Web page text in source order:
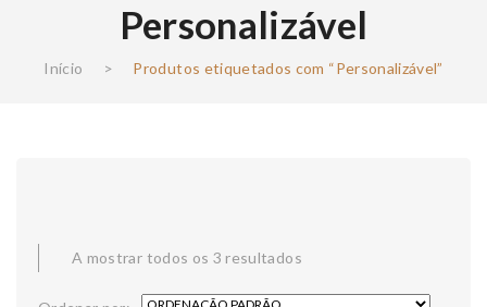
Personalizável
Início > Produtos etiquetados com “Personalizável”
A mostrar todos os 3 resultados